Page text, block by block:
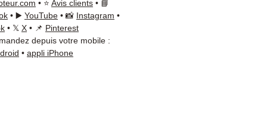
livraison gratuite
sécurisée. Expédition
(Belgique, Suisse,
Italie, Espagne, Pays-
• ⭐ Avis clients • 📘
• ▶️ YouTube • 📸 Instagram •
• 𝕏 X • 📌 Pinterest
depuis votre mobile :
• appli iPhone